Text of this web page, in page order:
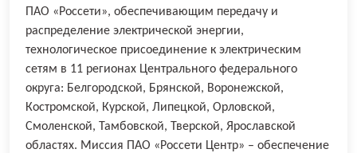
ПАО «Россети», обеспечивающим передачу и
распределение электрической энергии,
технологическое присоединение к электрическим
сетям в 11 регионах Центрального федерального
округа: Белгородской, Брянской, Воронежской,
Костромской, Курской, Липецкой, Орловской,
Смоленской, Тамбовской, Тверской, Ярославской
областях. Миссия ПАО «Россети Центр» – обеспечение